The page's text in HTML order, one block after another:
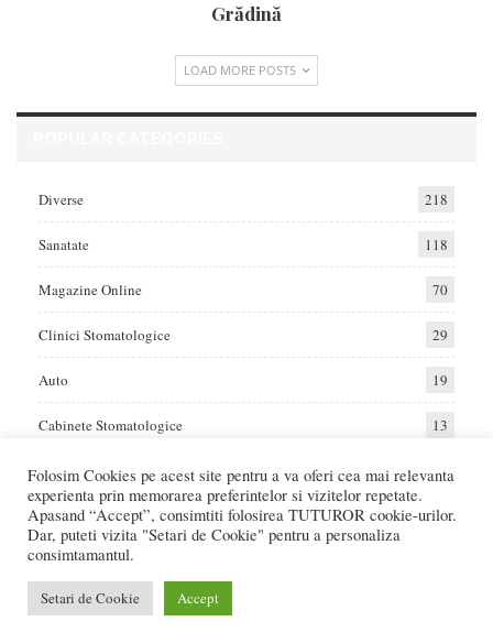
Grădină
LOAD MORE POSTS
Diverse 218
Sanatate 118
Magazine Online 70
Clinici Stomatologice 29
Auto 19
Cabinete Stomatologice 13
Home Auto Diverse Sanatate
Va raportam cele mai bune oferte de servicii si produse din Romania. Recenzii
Online care va ajuta sa faceti cea mai buna alegere.
Folosim Cookies pe acest site pentru a va oferi cea mai relevanta
experienta prin memorarea preferintelor si vizitelor repetate.
Apasand “Accept”, consimtiti folosirea TUTUROR cookie-urilor.
Dar, puteti vizita "Setari de Cookie" pentru a personaliza
consimtamantul.
Setari de Cookie Accept